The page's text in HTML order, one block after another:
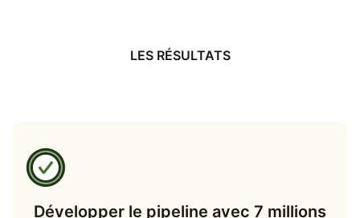
LES RÉSULTATS
Développer le pipeline avec 7 millions